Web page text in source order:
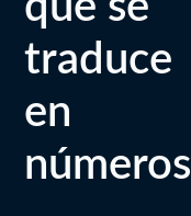
traduce
en
números